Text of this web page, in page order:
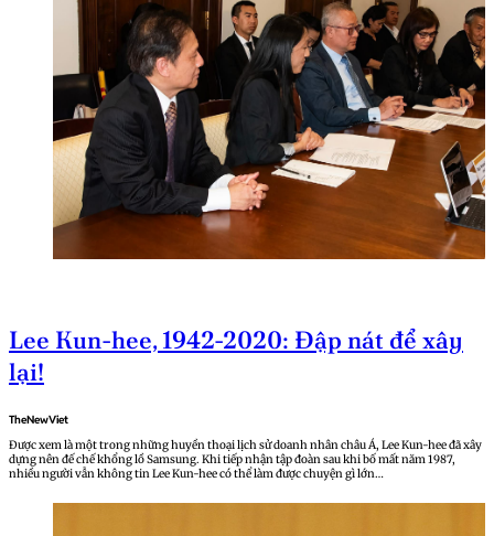
Lee Kun-hee, 1942-2020: Đập nát để xây
lại!
TheNewViet
Được xem là một trong những huyền thoại lịch sử doanh nhân châu Á, Lee Kun-hee đã xây
dựng nên đế chế khổng lồ Samsung. Khi tiếp nhận tập đoàn sau khi bố mất năm 1987,
nhiều người vẫn không tin Lee Kun-hee có thể làm được chuyện gì lớn…